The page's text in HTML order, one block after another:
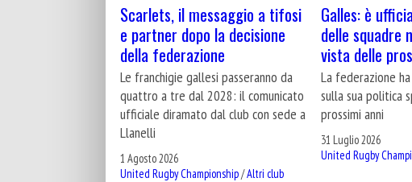
Scarlets, il messaggio a tifosi
e partner dopo la decisione
della federazione
Le franchigie gallesi passeranno da
quattro a tre dal 2028: il comunicato
ufficiale diramato dal club con sede a
Llanelli
1 Agosto 2026
United Rugby Championship/Altri club
Galles: è
delle squadre
vista delle
La federazione
sulla sua politica
prossimi anni
31 Luglio 2026
United Rugby